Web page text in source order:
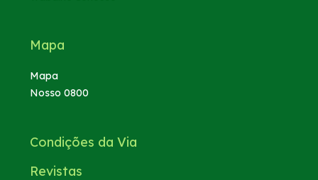
Mapa
Mapa
Nosso 0800
Condições da Via
Revistas